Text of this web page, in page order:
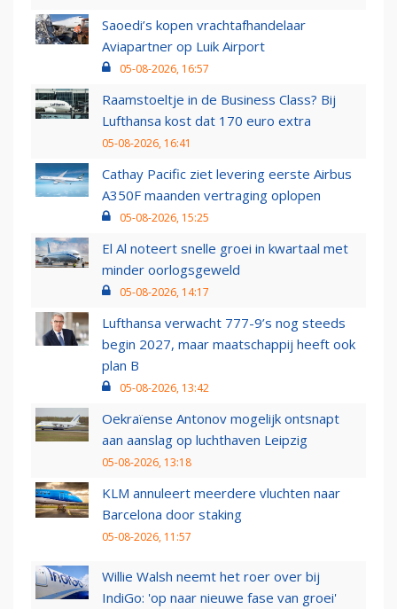
Saoedi’s kopen vrachtafhandelaar
Aviapartner op Luik Airport
05-08-2026, 16:57
Raamstoeltje in de Business Class? Bij
Lufthansa kost dat 170 euro extra
05-08-2026, 16:41
Cathay Pacific ziet levering eerste Airbus
A350F maanden vertraging oplopen
05-08-2026, 15:25
El Al noteert snelle groei in kwartaal met
minder oorlogsgeweld
05-08-2026, 14:17
Lufthansa verwacht 777-9’s nog steeds
begin 2027, maar maatschappij heeft ook
plan B
05-08-2026, 13:42
Oekraïense Antonov mogelijk ontsnapt
aan aanslag op luchthaven Leipzig
05-08-2026, 13:18
KLM annuleert meerdere vluchten naar
Barcelona door staking
05-08-2026, 11:57
Willie Walsh neemt het roer over bij
IndiGo: 'op naar nieuwe fase van groei'